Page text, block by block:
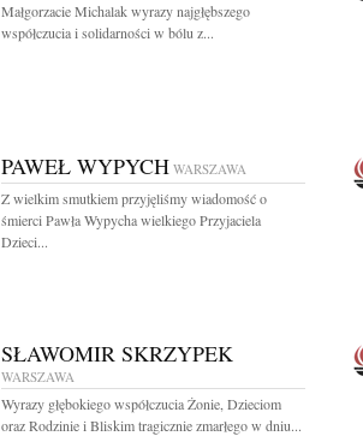
Małgorzacie Michalak wyrazy najgłębszego
współczucia i solidarności w bólu z...
PAWEŁ WYPYCH WARSZAWA
Z wielkim smutkiem przyjęliśmy wiadomość o
śmierci Pawła Wypycha wielkiego Przyjaciela
Dzieci...
SŁAWOMIR SKRZYPEK
WARSZAWA
Wyrazy głębokiego współczucia Żonie, Dzieciom
oraz Rodzinie i Bliskim tragicznie zmarłego w dniu...